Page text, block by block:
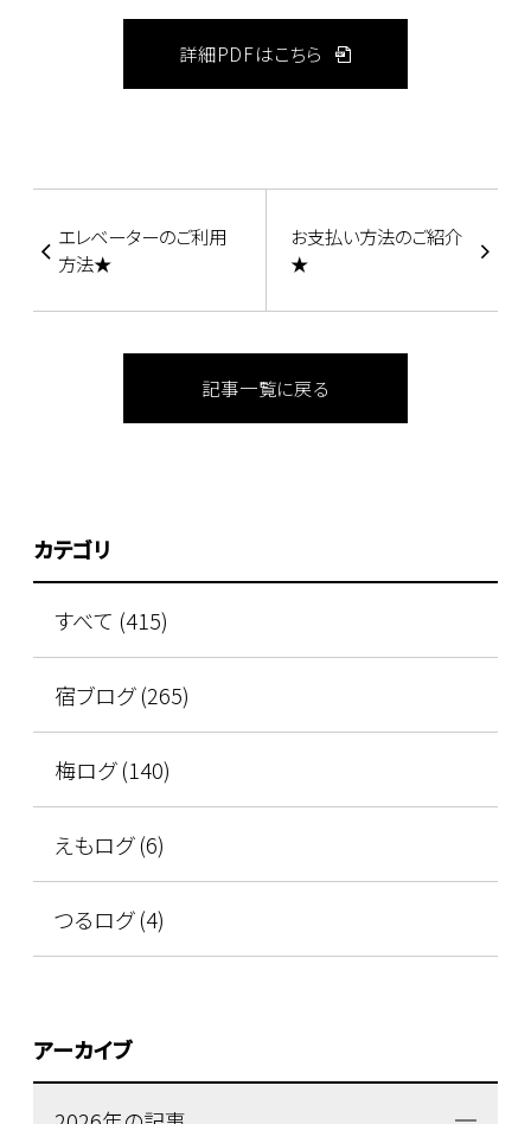
詳細PDFはこちら
エレベーターのご利用
方法★
お支払い方法のご紹介
★
記事一覧に戻る
カテゴリ
すべて (415)
宿ブログ (265)
梅ログ (140)
えもログ (6)
つるログ (4)
アーカイブ